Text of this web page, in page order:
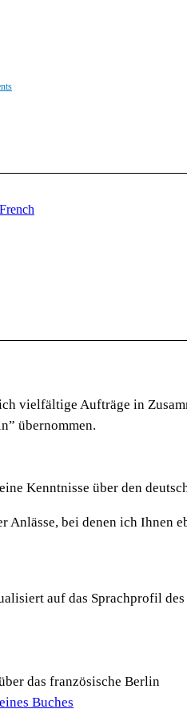
vielfältige Aufträge in
übernommen.
Kenntnisse über den
Anlässe, bei denen ich Ihnen
auf das Sprachprofil
das französische Berlin
Buches